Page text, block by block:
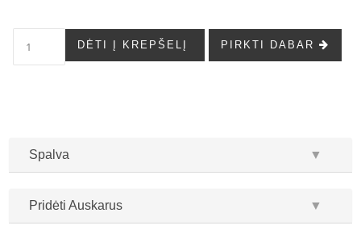
DĖTI Į KREPŠELĮ PIRKTI DABAR
Spalva ▼
Pridėti Auskarus ▼